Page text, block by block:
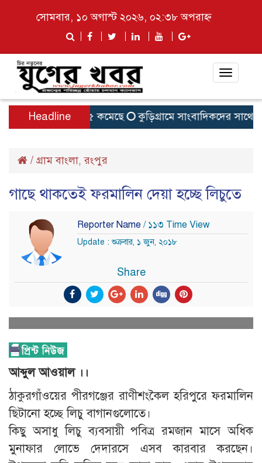
সোমবার, ১০ অগাস্ট ২০২৬, ০২:৩৮ অপরাহ্ন
Toggle
Headline
হার ও জিপিএ–৫ কমেছে কুড়িগ্রামে সাংবাদিকদের সাথে
/ গ্রাম বাংলা,রংপুর
গাছে থাকতেই ফরমালিন দেয়া হচ্ছে লিচুতে
Reporter Name / ১১৩ Time View
Update : শুক্রবার, ১ জুন, ২০১৮
Share
আব্দুল আওয়াল ।।
ঠাকুরগাঁওয়ের পীরগঞ্জের রাণীশংকৈল হরিপুরে ফরমালিন
ছিটানো হচ্ছে লিচু বাগানগুলোতে।
কিছু অসাধু লিচু ব্যবসায়ী পবিত্র রমজান মাসে অধিক
মুনাফার লোভে দেদারসে এসব কারবার করছেন।